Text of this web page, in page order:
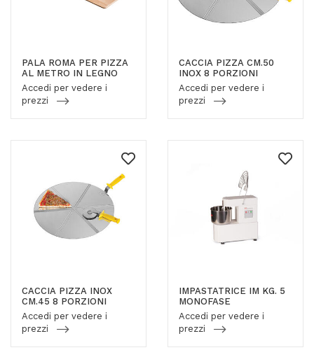
PALA ROMA PER PIZZA
AL METRO IN LEGNO
Accedi per vedere i
prezzi
CACCIA PIZZA CM.50
INOX 8 PORZIONI
Accedi per vedere i
prezzi
CACCIA PIZZA INOX
CM.45 8 PORZIONI
Accedi per vedere i
prezzi
IMPASTATRICE IM KG. 5
MONOFASE
Accedi per vedere i
prezzi